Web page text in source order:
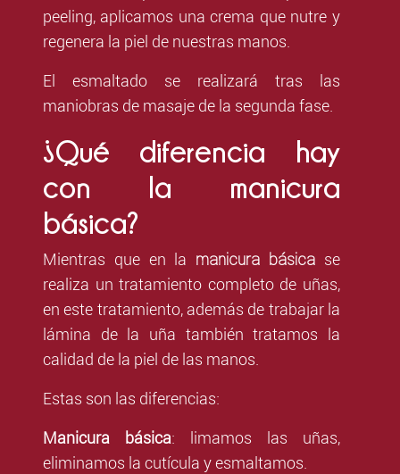
peeling, aplicamos una crema que nutre y
regenera la piel de nuestras manos.
El esmaltado se realizará tras las
maniobras de masaje de la segunda fase.
¿Qué diferencia hay
con la manicura
básica?
Mientras que en la manicura básica se
realiza un tratamiento completo de uñas,
en este tratamiento, además de trabajar la
lámina de la uña también tratamos la
calidad de la piel de las manos.
Estas son las diferencias:
Manicura básica: limamos las uñas,
eliminamos la cutícula y esmaltamos.